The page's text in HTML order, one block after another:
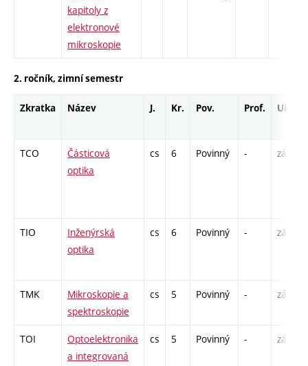
kapitoly z
elektronové
mikroskopie
2. ročník, zimní semestr
Zkratka Název J. Kr. Pov. Prof. Uk.
TCO
Částicová
optika
cs 6 Povinný - zá,zk
TIO
Inženýrská
optika
cs 6 Povinný - zá,zk
TMK
Mikroskopie a
spektroskopie
cs 5 Povinný - zá,zk
TOI
Optoelektronika
a integrovaná
cs 5 Povinný - zá,zk